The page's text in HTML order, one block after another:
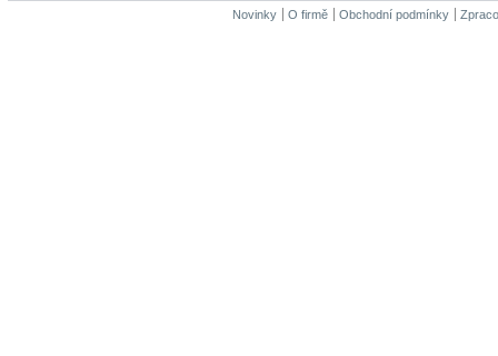
Novinky O firmě Obchodní podmínky